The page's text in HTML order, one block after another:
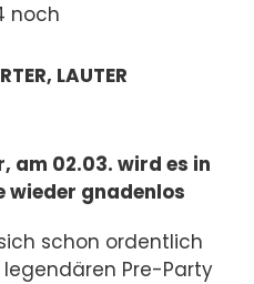
noch
LAUTER
am 02.03. wird es in
wieder gnadenlos
schon ordentlich
Pre-Party